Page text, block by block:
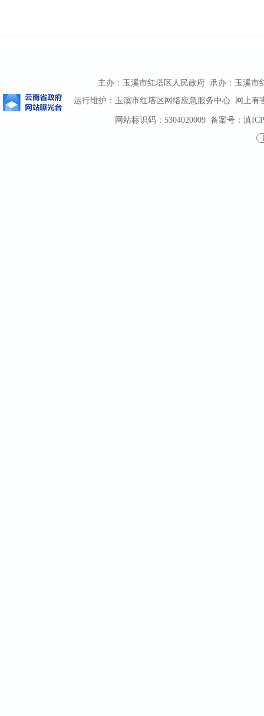
主办：玉溪市红塔区人民政府 承办：玉溪市
运行维护：玉溪市红塔区网络应急服务中心 网上有
网站标识码：5304020009备案号：滇